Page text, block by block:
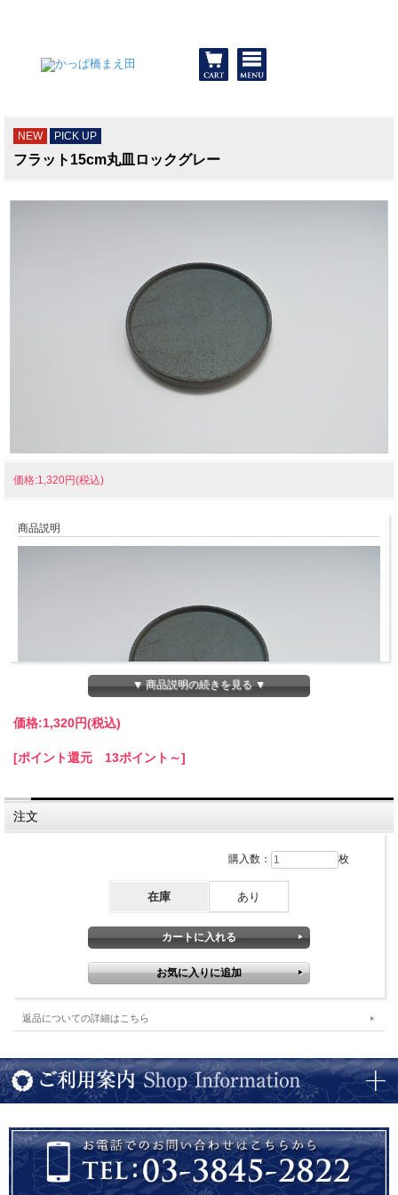
NEW PICK UP
フラット15cm丸皿ロックグレー
価格:1,320円(税込)
商品説明
直径１５.１cm×高さ１.８cm、フラットで渕のある銘々皿。一品メニュー、フルー
ツ、デザート、取り皿にも。釉薬の特性で模様に個体差がございます。
▼ 商品説明の続きを見る ▼
価格:1,320円(税込)
[ポイント還元 13ポイント～]
注文
購入数： 枚
在庫 あり
返品についての詳細はこちら